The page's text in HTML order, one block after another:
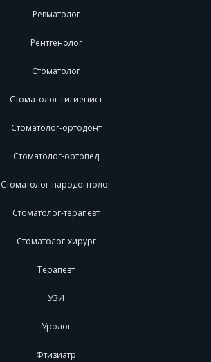
Ревматолог
Рентгенолог
Стоматолог
Стоматолог-гигиенист
Стоматолог-ортодонт
Стоматолог-ортопед
Стоматолог-пародонтолог
Стоматолог-терапевт
Стоматолог-хирург
Терапевт
УЗИ
Уролог
Фтизиатр